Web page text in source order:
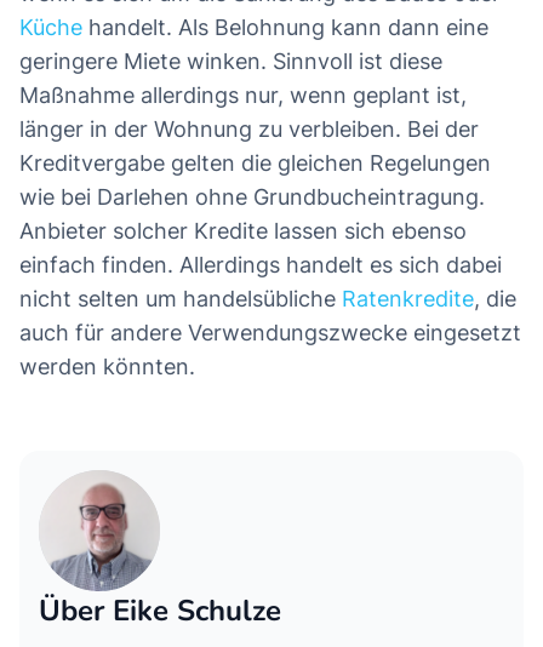
Küche handelt. Als Belohnung kann dann eine
geringere Miete winken. Sinnvoll ist diese
Maßnahme allerdings nur, wenn geplant ist,
länger in der Wohnung zu verbleiben. Bei der
Kreditvergabe gelten die gleichen Regelungen
wie bei Darlehen ohne Grundbucheintragung.
Anbieter solcher Kredite lassen sich ebenso
einfach finden. Allerdings handelt es sich dabei
nicht selten um handelsübliche Ratenkredite, die
auch für andere Verwendungszwecke eingesetzt
werden könnten.
Über Eike Schulze